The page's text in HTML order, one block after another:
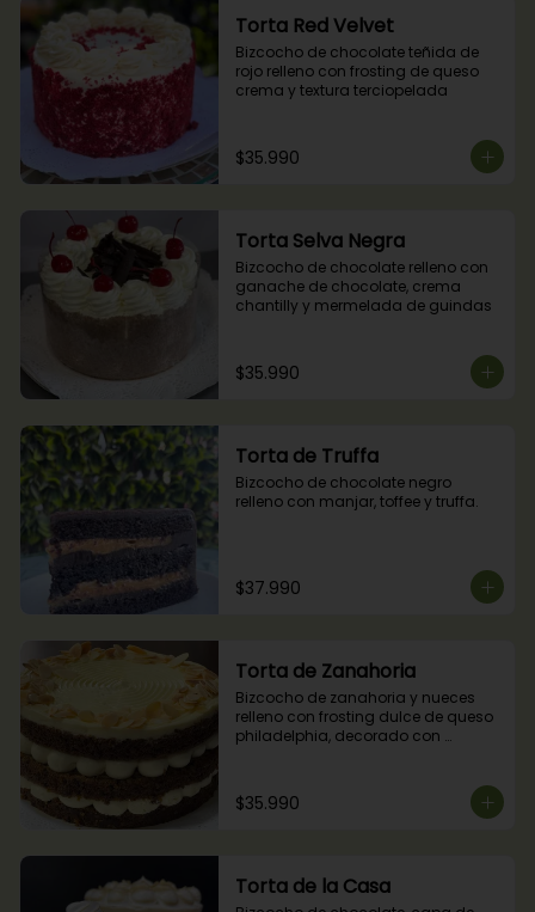
Torta Red Velvet
Bizcocho de chocolate teñida de
rojo relleno con frosting de queso
crema y textura terciopelada
$35.990
Torta Selva Negra
Bizcocho de chocolate relleno con
ganache de chocolate, crema
chantilly y mermelada de guindas
$35.990
Torta de Truffa
Bizcocho de chocolate negro
relleno con manjar, toffee y truffa.
$37.990
Torta de Zanahoria
Bizcocho de zanahoria y nueces
relleno con frosting dulce de queso
philadelphia, decorado con
$35.990
Torta de la Casa